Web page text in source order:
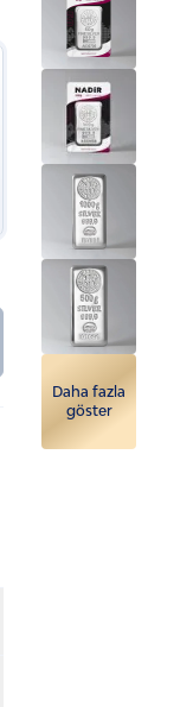
Daha fazla
göster